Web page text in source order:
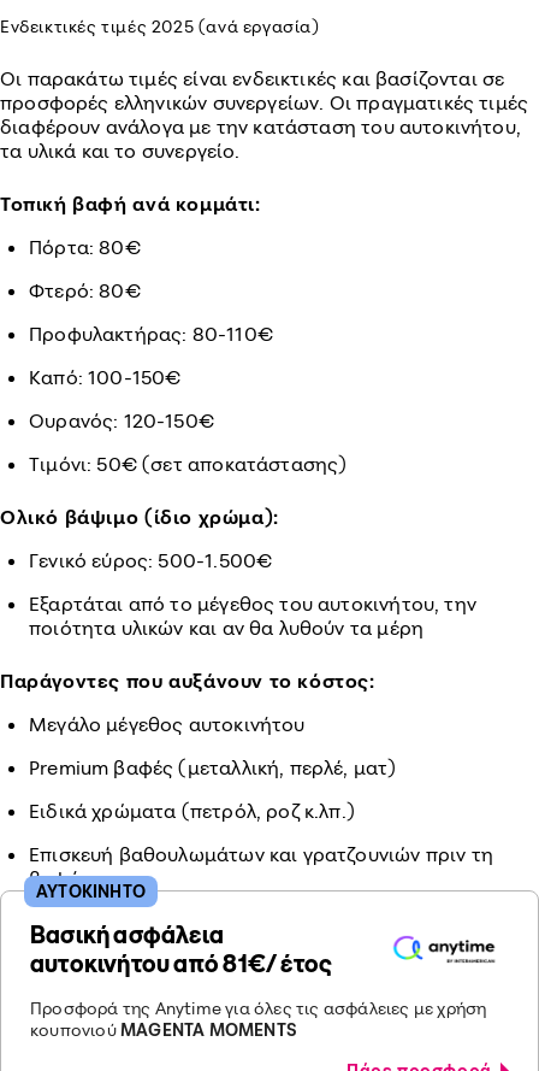
Ενδεικτικές τιμές 2025 (ανά εργασία)
Οι παρακάτω τιμές είναι ενδεικτικές και βασίζονται σε
προσφορές ελληνικών συνεργείων. Οι πραγματικές τιμές
διαφέρουν ανάλογα με την κατάσταση του αυτοκινήτου,
τα υλικά και το συνεργείο.
Τοπική βαφή ανά κομμάτι:
Πόρτα: 80€
Φτερό: 80€
Προφυλακτήρας: 80-110€
Καπό: 100-150€
Ουρανός: 120-150€
Τιμόνι: 50€ (σετ αποκατάστασης)
Ολικό βάψιμο (ίδιο χρώμα):
Γενικό εύρος: 500-1.500€
Εξαρτάται από το μέγεθος του αυτοκινήτου, την
ποιότητα υλικών και αν θα λυθούν τα μέρη
Παράγοντες που αυξάνουν το κόστος:
Μεγάλο μέγεθος αυτοκινήτου
Premium βαφές (μεταλλική, περλέ, ματ)
Ειδικά χρώματα (πετρόλ, ροζ κ.λπ.)
Επισκευή βαθουλωμάτων και γρατζουνιών πριν τη
βαφή
Βασική ασφάλεια
αυτοκινήτου από 81€/ έτος
Προσφορά της Anytime για όλες τις ασφάλειες με χρήση
κουπονιού MAGENTA MOMENTS
ΑΥΤΟΚΙΝΗΤΟ